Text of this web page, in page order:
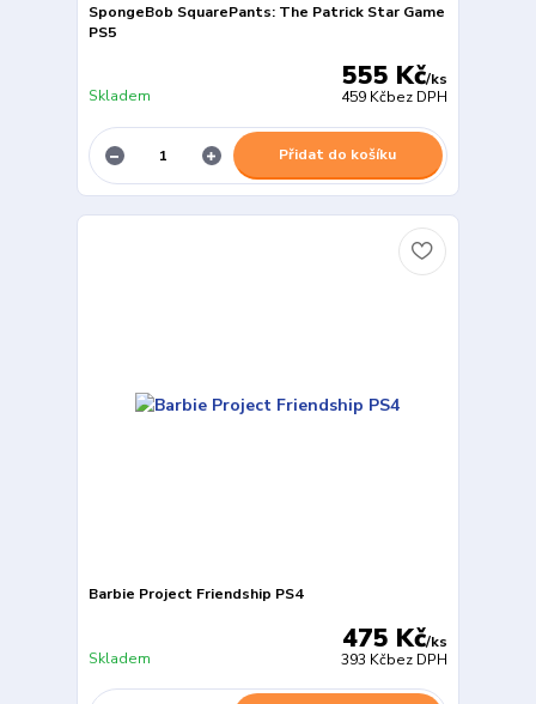
SpongeBob SquarePants: The Patrick Star Game
PS5
555 Kč/ks
459 Kčbez DPH
Skladem
Přidat do košíku
Barbie Project Friendship PS4
475 Kč/ks
393 Kčbez DPH
Skladem